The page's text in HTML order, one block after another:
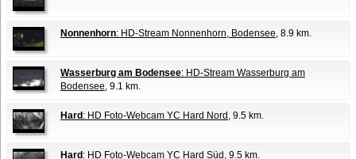
Nonnenhorn: HD-Stream Nonnenhorn, Bodensee, 8.9 km.
Wasserburg am Bodensee: HD-Stream Wasserburg am
Bodensee, 9.1 km.
Hard : HD Foto-Webcam YC Hard Nord , 9.5 km.
Hard : HD Foto-Webcam YC Hard Süd , 9.5 km.